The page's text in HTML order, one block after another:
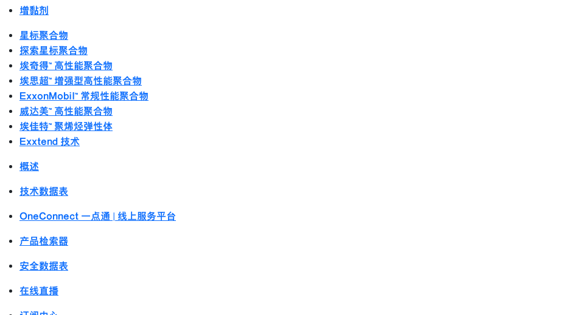
增黏剂
星标聚合物
探索星标聚合物
埃奇得™ 高性能聚合物
埃思超™ 增强型高性能聚合物
ExxonMobil™ 常规性能聚合物
威达美™ 高性能聚合物
埃佳特™ 聚烯烃弹性体
Exxtend 技术
概述
技术数据表
OneConnect 一点通 | 线上服务平台
产品检索器
安全数据表
在线直播